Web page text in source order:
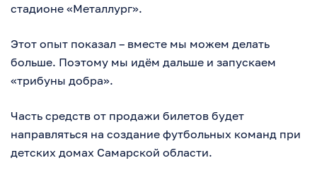
стадионе «Металлург».
Этот опыт показал – вместе мы можем делать
больше. Поэтому мы идём дальше и запускаем
«трибуны добра».
Часть средств от продажи билетов будет
направляться на создание футбольных команд при
детских домах Самарской области.